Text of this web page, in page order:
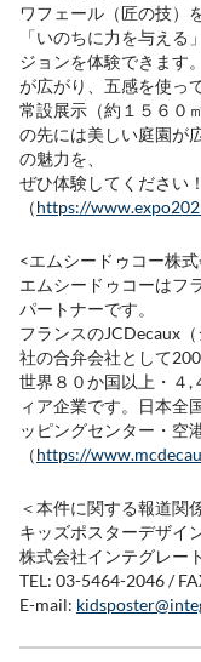
ワフェール（匠の技）
「いのちに力を与え
ジョンを体験できます
が広がり、五感を使っ
常設展示（約１５６０
の先には美しい庭園が
の魅力を、
ぜひ体験してください！
（https://
<エムシードゥコー株
エムシードゥコーはフ
パートナーです。
フランスのJCDecaux
社の合弁会社として
世界８０か国以上・４,
ィア企業です。日本全
ッピングセンター・空
（https://
＜本件に関する報道関
キッズポスターデザイ
株式会社インテグレー
TEL: 03-5464-2046 /
E-mail: